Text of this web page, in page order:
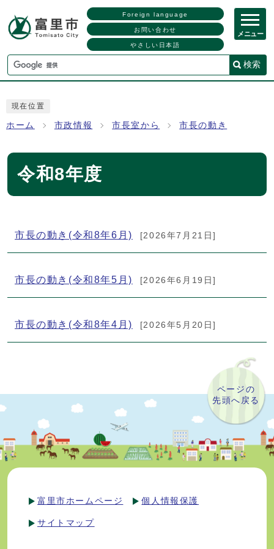
Foreign language
お問い合わせ
やさしい日本語
検索
メニュー
現在位置
ホーム 市政情報 市長室から 市長の動き
令和8年度
メインメニュー
市長の動き(令和8年6月) [2026年7月21日]
市長の動き(令和8年5月) [2026年6月19日]
市長の動き(令和8年4月) [2026年5月20日]
ページの
先頭へ戻る
富里市ホームページ 個人情報保護
サイトマップ